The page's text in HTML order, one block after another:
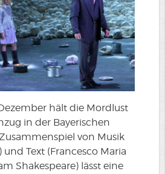
hält die Mordlust
in der Bayerischen
von Musik
und Text (Francesco Maria
Shakespeare) lässt eine